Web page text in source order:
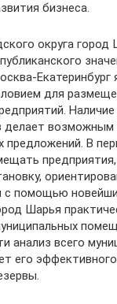
бизнеса.
округа город
Екатеринбург
для
делает возможным
В
с помощью
Шарья
анализ всего
его